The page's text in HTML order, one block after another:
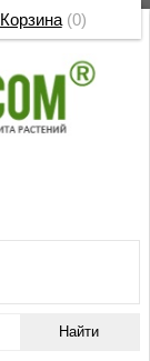
Корзина(0)